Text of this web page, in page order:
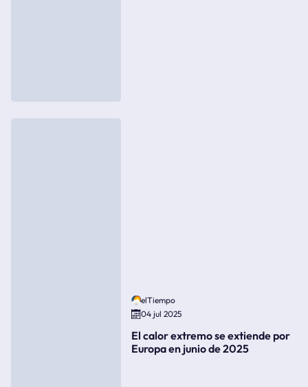
elTiempo
04 jul 2025
El calor extremo se extiende por
Europa en junio de 2025